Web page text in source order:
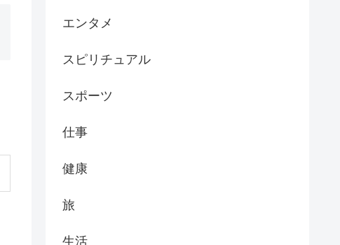
エンタメ
スピリチュアル
スポーツ
仕事
健康
旅
生活